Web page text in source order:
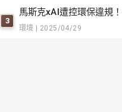
3
馬斯克xAI遭控環保違規
環境 | 2025/04/29